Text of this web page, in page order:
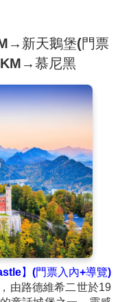
交織的迷人氛圍，是
點。
湖光山色與文化藝術
、面向遼闊湖面，景
與貿易據點，其中最
每年於湖面舞台上演
表現，成為歐洲極具
寧靜之中散發獨特魅
(冬季時間相同)
新天鵝堡(門票
慕尼黑
】(門票入內+導覽)
由路德維希二世於19